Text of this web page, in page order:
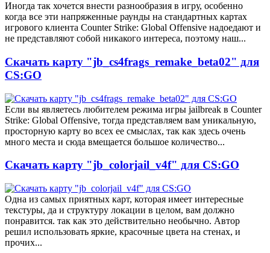
Иногда так хочется внести разнообразия в игру, особенно
когда все эти напряженные раунды на стандартных картах
игрового клиента Counter Strike: Global Offensive надоедают и
не представляют собой никакого интереса, поэтому наш...
Скачать карту "jb_cs4frags_remake_beta02" для
CS:GO
Если вы являетесь любителем режима игры jailbreak в Counter
Strike: Global Offensive, тогда представляем вам уникальную,
просторную карту во всех ее смыслах, так как здесь очень
много места и сюда вмещается большое количество...
Скачать карту "jb_colorjail_v4f" для CS:GO
Одна из самых приятных карт, которая имеет интересные
текстуры, да и структуру локации в целом, вам должно
понравится. так как это действительно необычно. Автор
решил использовать яркие, красочные цвета на стенах, и
прочих...